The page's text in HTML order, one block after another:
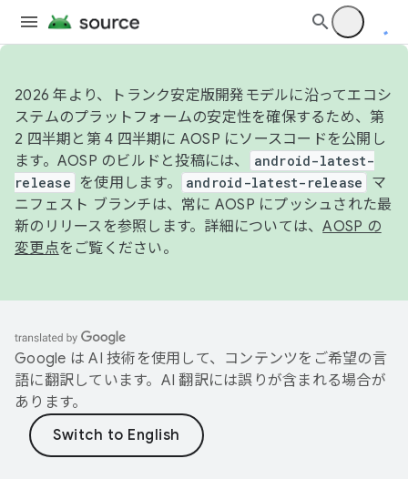
2026 年より、トランク安定版開発モデルに沿ってエコシ
ステムのプラットフォームの安定性を確保するため、第
2 四半期と第 4 四半期に AOSP にソースコードを公開し
ます。AOSP のビルドと投稿には、
android-latest-
release
を使用します。 android-latest-release
マ
ニフェスト ブランチは、常に AOSP にプッシュされた最
新のリリースを参照します。詳細については、AOSP の
変更点をご覧ください。
Google は AI 技術を使用して、コンテンツをご希望の言
語に翻訳しています。AI 翻訳には誤りが含まれる場合が
あります。